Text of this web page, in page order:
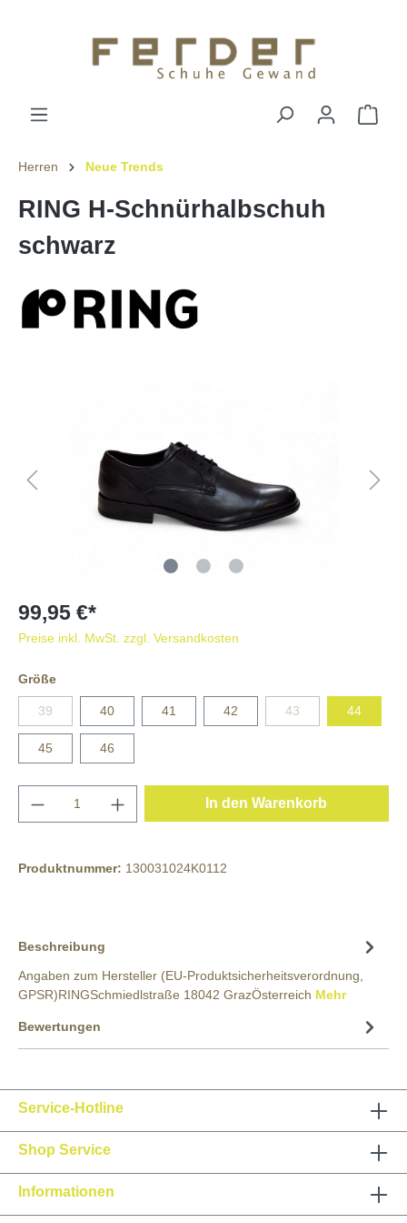
Herren Neue Trends
RING H-Schnürhalbschuh
schwarz
99,95 €*
Preise inkl. MwSt. zzgl. Versandkosten
Größe
39 40 41 42 43 44
45 46
In den Warenkorb
Produktnummer: 130031024K0112
Beschreibung
Angaben zum Hersteller (EU-Produktsicherheitsverordnung,
GPSR)RINGSchmiedlstraße 18042 GrazÖsterreich Mehr
Bewertungen
Service-Hotline
Shop Service
Informationen